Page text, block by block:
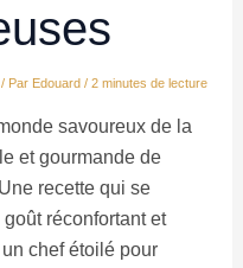
/ Par Edouard / 2 minutes de lecture
savoureux de la
et gourmande de
recette qui se
réconfortant et
chef étoilé pour